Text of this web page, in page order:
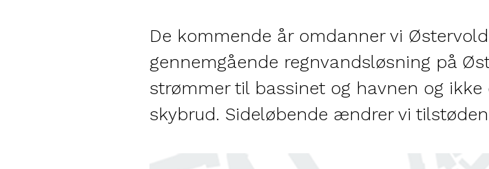
De kommende år omdanner vi
gennemgående regnvandsløsning på
strømmer til bassinet og havnen og
skybrud. Sideløbende ændrer vi